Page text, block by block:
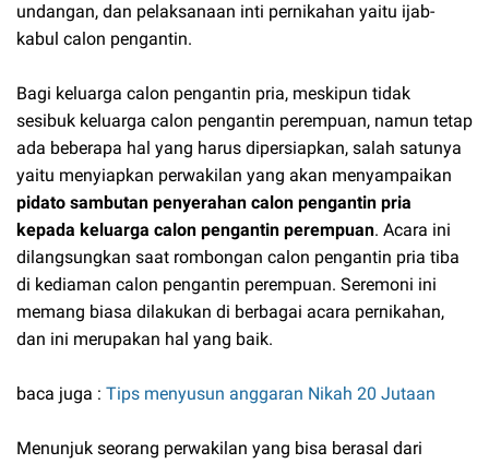
undangan, dan pelaksanaan inti pernikahan yaitu ijab-
kabul calon pengantin.
Bagi keluarga calon pengantin pria, meskipun tidak
sesibuk keluarga calon pengantin perempuan, namun tetap
ada beberapa hal yang harus dipersiapkan, salah satunya
yaitu menyiapkan perwakilan yang akan menyampaikan
pidato sambutan penyerahan calon pengantin pria
kepada keluarga calon pengantin perempuan. Acara ini
dilangsungkan saat rombongan calon pengantin pria tiba
di kediaman calon pengantin perempuan. Seremoni ini
memang biasa dilakukan di berbagai acara pernikahan,
dan ini merupakan hal yang baik.
baca juga : Tips menyusun anggaran Nikah 20 Jutaan
Menunjuk seorang perwakilan yang bisa berasal dari